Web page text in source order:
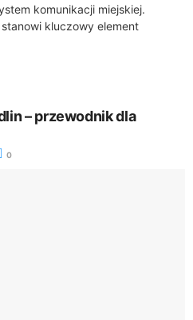
komunikacji miejskiej.
kluczowy element
oraz ułatwia zwiedzanie
– przewodnik dla
0